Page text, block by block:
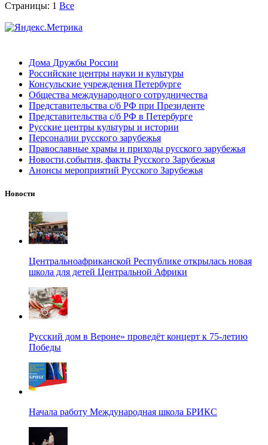
Страницы: 1 Все
Дома Дружбы России
Российские центры науки и культуры
Консульские учреждения Петербурге
Общества международного сотрудничества
Представительства с/б РФ при Президенте
Представительства с/б РФ в Петербурге
Русские центры культуры и истории
Персоналии русского зарубежья
Православные храмы и приходы русского зарубежья
Новости,события, факты Русского Зарубежья
Анонсы мероприятий Русского Зарубежья
Новости
Центральноафриканской Республике открылась новая
школа для детей Центральной Африки
Русский дом в Вероне» проведёт концерт к 75-летию
Победы
Начала работу Международная школа БРИКС